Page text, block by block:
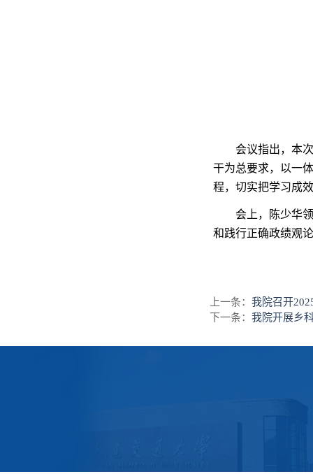
会议指出，本
干为总要求，以一
程，切实把学习成
会上，陈少华
和践行正确政绩观
上一条： 我院召开
下一条： 我院开展乡